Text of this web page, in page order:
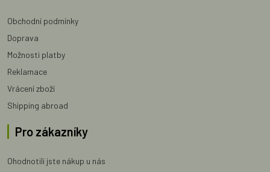
Obchodní podmínky
Doprava
Možnosti platby
Reklamace
Vrácení zboží
Shipping abroad
Pro zákazníky
Ohodnotili jste nákup u nás